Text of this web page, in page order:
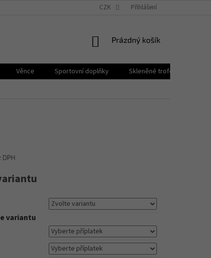
ÚDAJŮ PROČ PPB POHÁRY?
CZK Přihlášení
NÁKUPNÍ
Prázdný košík
Věnce Sportovní doplňky Skleněné trofeje
DPH
variantu